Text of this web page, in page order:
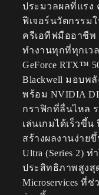
ประมวลผลที่แรง
ฟีเจอร์นวัตกรรม
ครีเอทีฟมืออาชีพ
ทำงานทุกที่ทุกเว
GeForce RTX™
Blackwell มอบพ
พร้อม NVIDIA
กราฟิกที่ลื่นไหล
เล่นเกมได้เร็วขึ้น
สร้างผลงานง่าย
Ultra (Series 2)
ประสิทธิภาพสูงสุ
Microservices ที่